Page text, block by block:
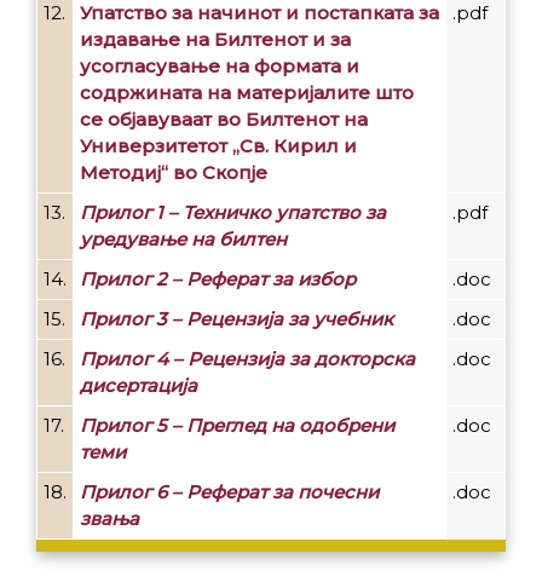
12.
Упатство за начинот и постапката за
издавање на Билтенот и за
усогласување на формата и
содржината на материјалите што
се објавуваат во Билтенот на
Универзитетот „Св. Кирил и
Методиј“ во Скопје
.pdf
13.
Прилог 1 – Техничко упатство за
уредување на билтен
.pdf
14. Прилог 2 – Реферат за избор
.doc
15.
Прилог 3 – Рецензија за учебник
.doc
16.
Прилог 4 – Рецензија за докторска
дисертација
.doc
17.
Прилог 5 – Преглед на одобрени
теми
.doc
18.
Прилог 6 – Реферат за почесни
звања
.doc